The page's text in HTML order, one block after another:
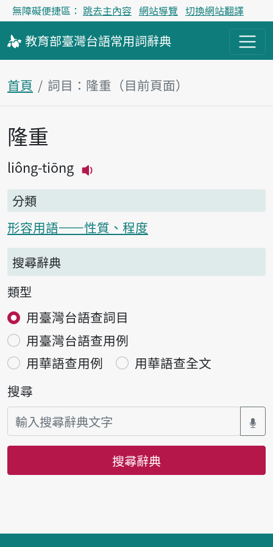
無障礙便捷區： 跳去主內容 網站導覽 切換網站翻譯
教育部臺灣台語常用詞辭典
首頁 詞目：隆重（目前頁面）
主內容區塊
隆重
liông-tiōng
分類
形容用語——性質、程度
搜尋辭典
類型
用臺灣台語查詞目
用臺灣台語查用例
用華語查用例
用華語查全文
搜尋
搜尋辭典